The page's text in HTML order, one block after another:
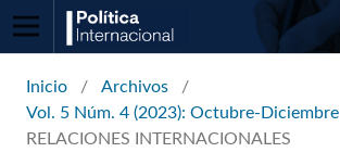
Inicio / Archivos
/
Vol. 5 Núm. 4 (2023): Octubre-Diciembre
RELACIONES INTERNACIONALES